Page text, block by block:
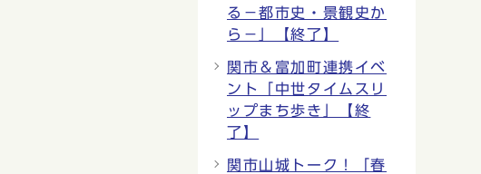
る−都市史・景観史か
ら−」【終了】
関市＆富加町連携イベ
ント「中世タイムスリ
ップまち歩き」【終
了】
関市山城トーク！「春